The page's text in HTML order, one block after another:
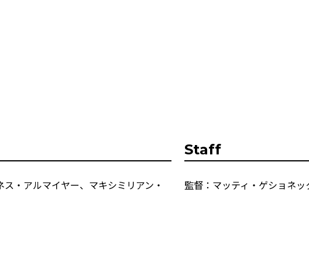
・アルマイヤー、マキシミリアン・
Staff
監督：マッティ・ゲショネッ